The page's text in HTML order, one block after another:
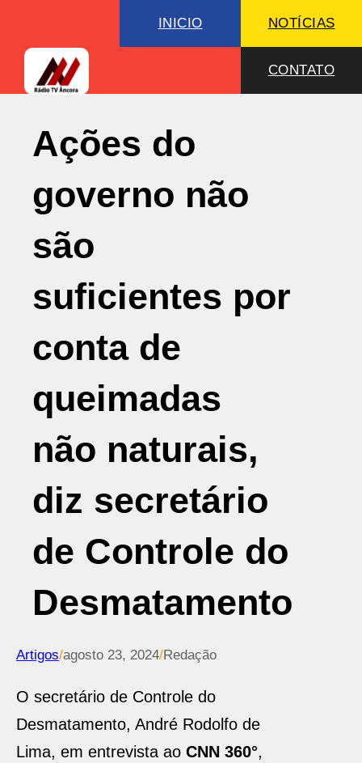
INICIO NOTÍCIAS
CONTATO
Ações do
governo não
são
suficientes por
conta de
queimadas
não naturais,
diz secretário
de Controle do
Desmatamento
Artigos/agosto 23, 2024/Redação
O secretário de Controle do
Desmatamento, André Rodolfo de
Lima, em entrevista ao CNN 360°,